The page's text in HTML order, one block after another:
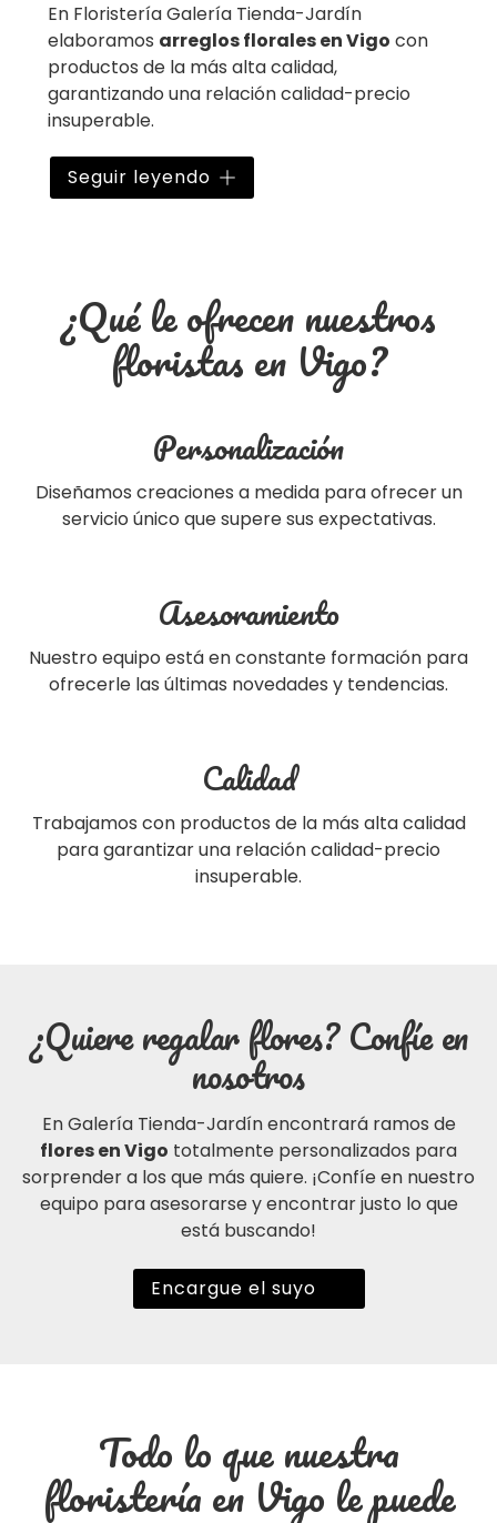
En Floristería Galería Tienda-Jardín
elaboramos arreglos florales en Vigo con
productos de la más alta calidad,
garantizando una relación calidad-precio
insuperable.
Todas nuestras creaciones se diseñan de
forma completamente personalizada para
nuestra
tienda online
podrá consultar
nuestros artículos y productos.
Seguir leyendo
¿Qué le ofrecen nuestros
floristas en Vigo?
Personalización
Diseñamos creaciones a medida para ofrecer un
servicio único que supere sus expectativas.
Asesoramiento
Nuestro equipo está en constante formación para
ofrecerle las últimas novedades y tendencias.
Calidad
Trabajamos con productos de la más alta calidad
para garantizar una relación calidad-precio
insuperable.
¿Quiere regalar flores? Confíe en
nosotros
En Galería Tienda-Jardín encontrará ramos de
flores en Vigo totalmente personalizados para
sorprender a los que más quiere. ¡Confíe en nuestro
equipo para asesorarse y encontrar justo lo que
está buscando!
Encargue el suyo
Todo lo que nuestra
floristería en Vigo le puede